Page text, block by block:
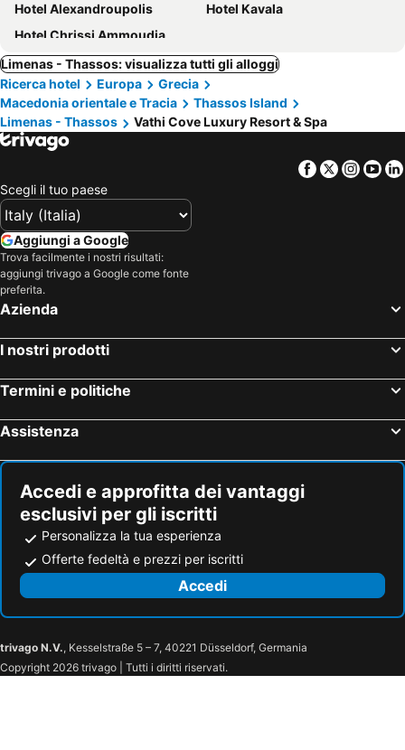
Hotel Alexandroupolis
Hotel Kavala
Hotel Chrissi Ammoudia
Limenas - Thassos: visualizza tutti gli alloggi
Ricerca hotel
Europa
Grecia
Macedonia orientale e Tracia
Thassos Island
Limenas - Thassos
Vathi Cove Luxury Resort & Spa
Facebook
Twitter
Scegli il tuo paese
Aggiungi a Google
Trova facilmente i nostri risultati:
aggiungi trivago a Google come fonte
preferita.
Azienda
I nostri prodotti
Termini e politiche
Assistenza
Accedi e approfitta dei vantaggi
esclusivi per gli iscritti
Personalizza la tua esperienza
Offerte fedeltà e prezzi per iscritti
Accedi
trivago N.V., Kesselstraße 5 – 7, 40221 Düsseldorf, Germania
Copyright 2026 trivago | Tutti i diritti riservati.